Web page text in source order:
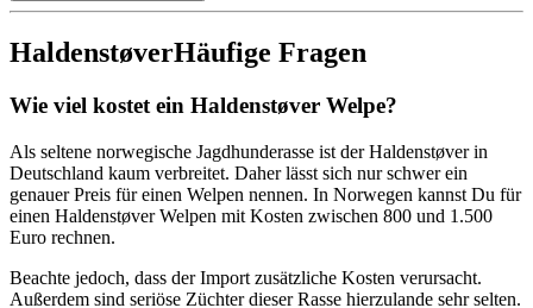
HaldenstøverHäufige Fragen
Wie viel kostet ein Haldenstøver Welpe?
Als seltene norwegische Jagdhunderasse ist der Haldenstøver in
Deutschland kaum verbreitet. Daher lässt sich nur schwer ein
genauer Preis für einen Welpen nennen. In Norwegen kannst Du für
einen Haldenstøver Welpen mit Kosten zwischen 800 und 1.500
Euro rechnen.
Beachte jedoch, dass der Import zusätzliche Kosten verursacht.
Außerdem sind seriöse Züchter dieser Rasse hierzulande sehr selten.